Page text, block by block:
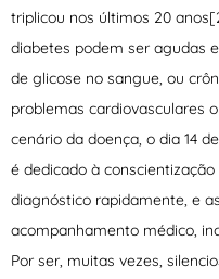
triplicou nos últimos 20
diabetes podem ser agudas
de glicose no sangue, ou
problemas cardiovasculares
cenário da doença, o dia 14
é dedicado à
diagnóstico rapidamente, e
acompanhamento médico,
Por ser, muitas vezes,